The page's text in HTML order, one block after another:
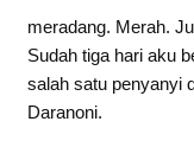
meradang. Merah.
Sudah tiga hari aku
salah satu penyanyi
Daranoni.